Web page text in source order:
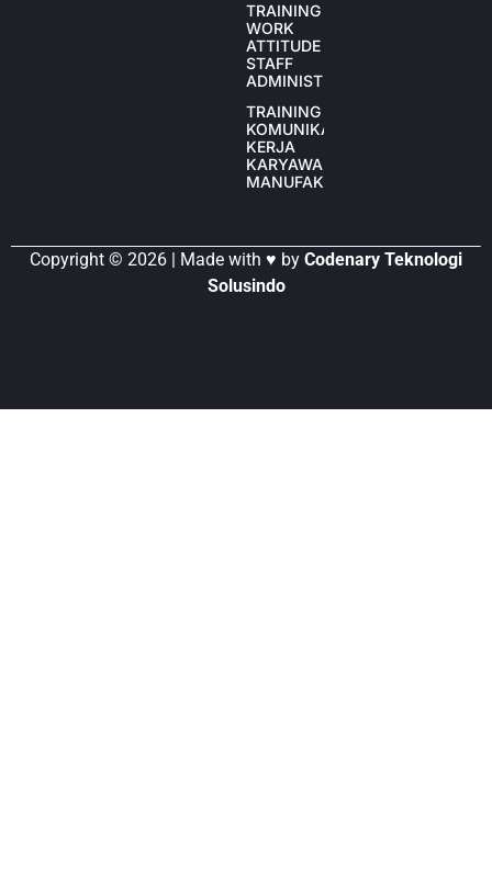
TRAINING
WORK
ATTITUDE
STAFF
ADMINISTRASI
TRAINING
KOMUNIKASI
KERJA
KARYAWAN
MANUFAKTUR
Copyright © 2026 | Made with ♥ by Codenary Teknologi
Solusindo